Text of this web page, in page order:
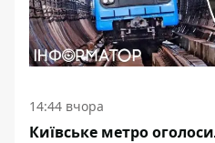
14:44 вчора
Київське метро